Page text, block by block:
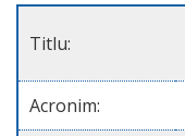
Titlu:
Acronim: